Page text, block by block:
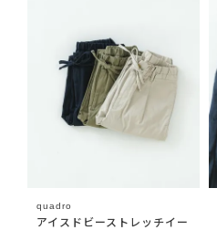
quadro
アイスドビーストレッチイー